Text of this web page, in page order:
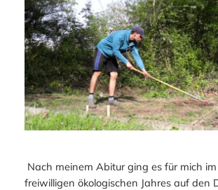
Nach meinem Abitur ging es für mich
freiwilligen ökologischen Jahres auf den